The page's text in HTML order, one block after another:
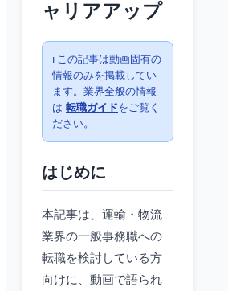
ャリアアップ
ℹ️ この記事は動画固有の
情報のみを掲載してい
ます。業界全般の情報
は 転職ガイドをご覧く
ださい。
はじめに
本記事は、運輸・物流
業界の一般事務職への
転職を検討している方
向けに、動画で語られ